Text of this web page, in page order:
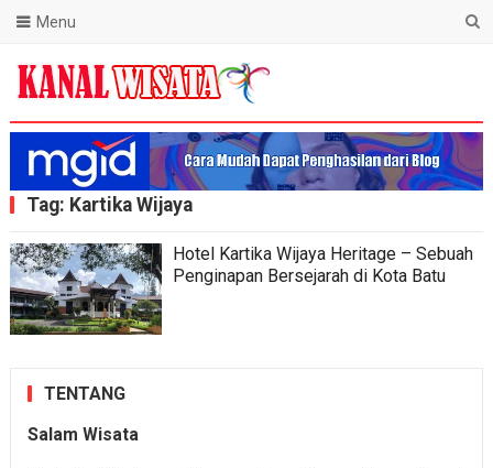
Blog Kanal Wisata
Menu
Tag: Kartika Wijaya
Hotel Kartika Wijaya Heritage – Sebuah
Penginapan Bersejarah di Kota Batu
TENTANG
Salam Wisata